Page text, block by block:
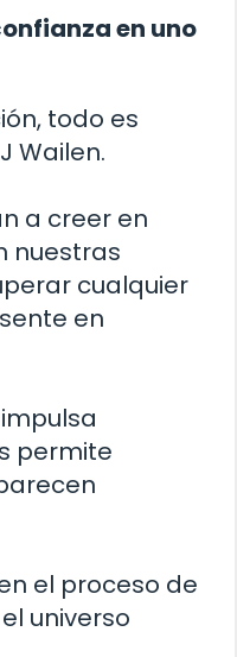
en uno
todo es
Wailen.
a creer en
nuestras
cualquier
en
permite
el proceso de
universo